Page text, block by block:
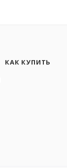
КАК КУПИТЬ